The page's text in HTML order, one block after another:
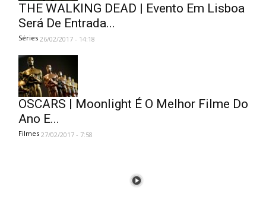
THE WALKING DEAD | Evento Em Lisboa
Será De Entrada...
Séries 26/02/2017 - 14:18
OSCARS | Moonlight É O Melhor Filme Do
Ano E...
Filmes 27/02/2017 - 7:58